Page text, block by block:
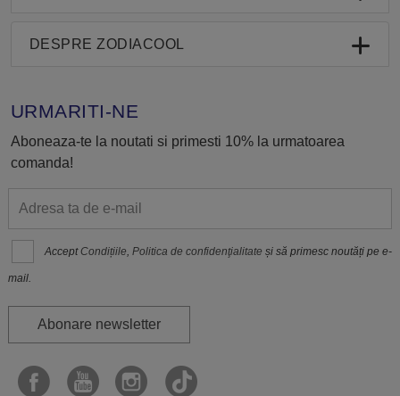
DESPRE ZODIACOOL
URMARITI-NE
Aboneaza-te la noutati si primesti 10% la urmatoarea
comanda!
Accept Condițiile,Politica de confidenţialitate și să primesc noutăți pe e-
mail.
Abonare newsletter